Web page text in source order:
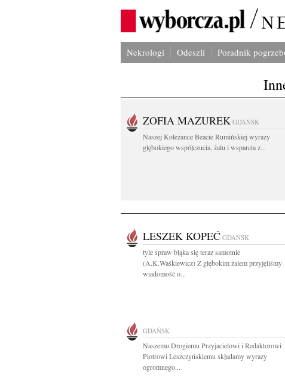
Nekrologi Odeszli Poradnik
ZOFIA MAZUREK GDAŃSK
Naszej Koleżance Beacie Rumińskiej wyrazy
głębokiego współczucia, żalu i wsparcia z...
LESZEK KOPEĆ GDAŃSK
tyle spraw błąka się teraz samotnie
(A.K.Waśkiewicz) Z głębokim żalem przyjęliśmy
wiadomość o...
GDAŃSK
Naszemu Drogiemu Przyjacielowi i Redaktorowi
Piotrowi Leszczyńskiemu składamy wyrazy
ogromnego...